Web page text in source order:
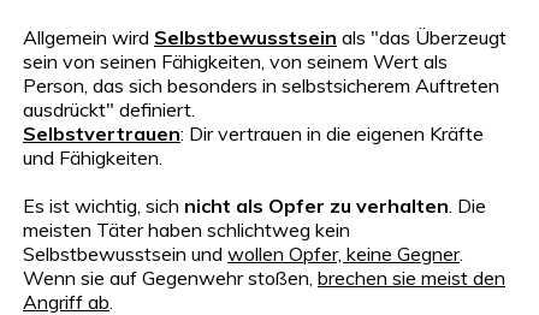
Allgemein wird Selbstbewusstsein als "das Überzeugt
sein von seinen Fähigkeiten, von seinem Wert als
Person, das sich besonders in selbstsicherem Auftreten
ausdrückt" definiert.
Selbstvertrauen: Dir vertrauen in die eigenen Kräfte
und Fähigkeiten.
Es ist wichtig, sich nicht als Opfer zu verhalten . Die
meisten Täter haben schlichtweg kein
Selbstbewusstsein und wollen Opfer, keine Gegner.
Wenn sie auf Gegenwehr stoßen, brechen sie meist den
Angriff ab